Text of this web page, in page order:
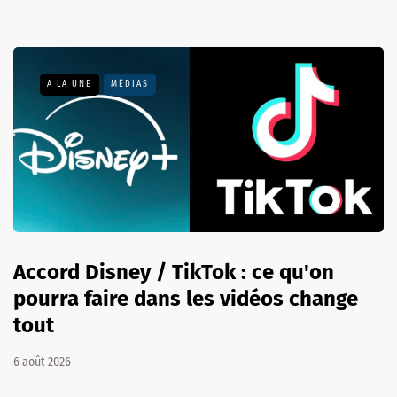
A LA UNE MÉDIAS
Accord Disney / TikTok : ce qu'on
pourra faire dans les vidéos change
tout
6 août 2026